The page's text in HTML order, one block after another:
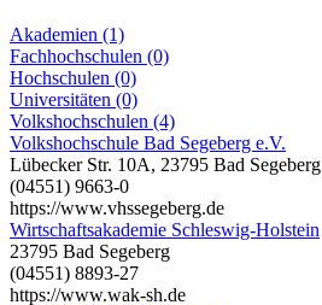
Akademien (1)
Fachhochschulen (0)
Hochschulen (0)
Universitäten (0)
Volkshochschulen (4)
Volkshochschule Bad Segeberg e.V.
Lübecker Str. 10A, 23795 Bad Segeberg
(04551) 9663-0
https://www.vhssegeberg.de
Wirtschaftsakademie Schleswig-Holstein
23795 Bad Segeberg
(04551) 8893-27
https://www.wak-sh.de